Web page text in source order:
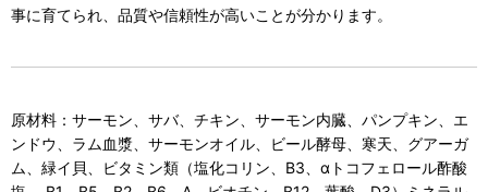
事に育てられ、品質や信頼性が高いことが分かります。
原材料：サーモン、サバ、チキン、サーモン内臓、パンプキン、エ
ンドウ、ラム血漿、サーモンオイル、ビール酵母、寒天、グアーガ
ム、緑イ貝、ビタミン類（塩化コリン、B3、αトコフェロール酢酸